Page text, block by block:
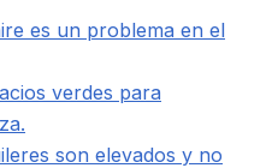
es un problema en el
verdes para
son elevados y no